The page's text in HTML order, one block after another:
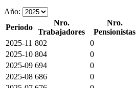
Año:
Periodo
Nro.
Trabajadores
Nro.
Pensionistas
2025-11 802 0
2025-10 804 0
2025-09 694 0
2025-08 686 0